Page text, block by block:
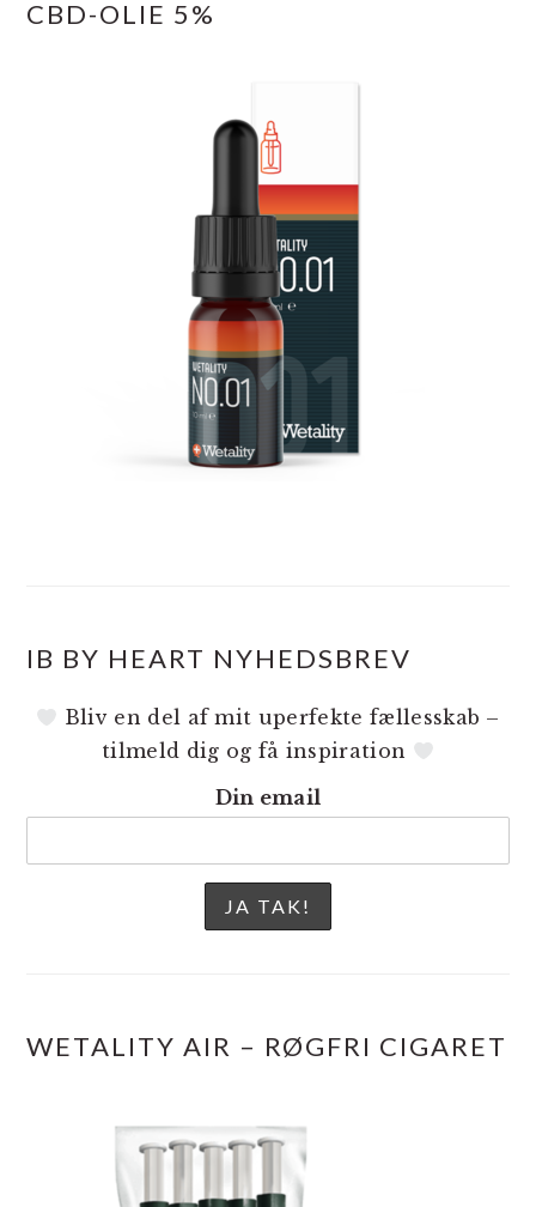
CBD-OLIE 5%
IB BY HEART NYHEDSBREV
Bliv en del af mit uperfekte fællesskab –
tilmeld dig og få inspiration
Din email
WETALITY AIR – RØGFRI CIGARET